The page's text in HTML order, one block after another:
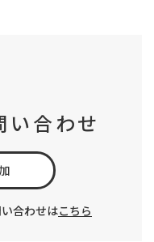
い合わせ
合わせはこちら